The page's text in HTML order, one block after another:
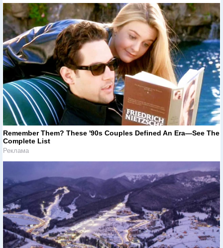
Remember Them? These '90s Couples Defined An Era—See The
Complete List
Реклама